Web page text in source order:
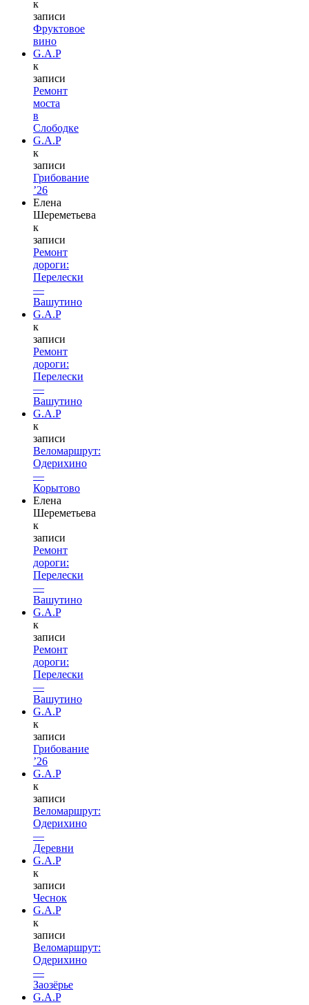
к
записи
Фруктовое
вино
G.A.P
к
записи
Ремонт
моста
в
Слободке
G.A.P
к
записи
Грибование
’26
Елена
Шереметьева
к
записи
Ремонт
дороги:
Перелески
—
Вашутино
G.A.P
к
записи
Ремонт
дороги:
Перелески
—
Вашутино
G.A.P
к
записи
Веломаршрут:
Одерихино
—
Корытово
Елена
Шереметьева
к
записи
Ремонт
дороги:
Перелески
—
Вашутино
G.A.P
к
записи
Ремонт
дороги:
Перелески
—
Вашутино
G.A.P
к
записи
Грибование
’26
G.A.P
к
записи
Веломаршрут:
Одерихино
—
Деревни
G.A.P
к
записи
Чеснок
G.A.P
к
записи
Веломаршрут:
Одерихино
—
Заозёрье
G.A.P